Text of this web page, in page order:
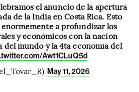
el anuncio de la apertura
de la India en Costa Rica. Esto
a profundizar los
y económicos con la nación
del mundo y la 4ta economía del
Awt1CLuQ5d
May 11, 2026